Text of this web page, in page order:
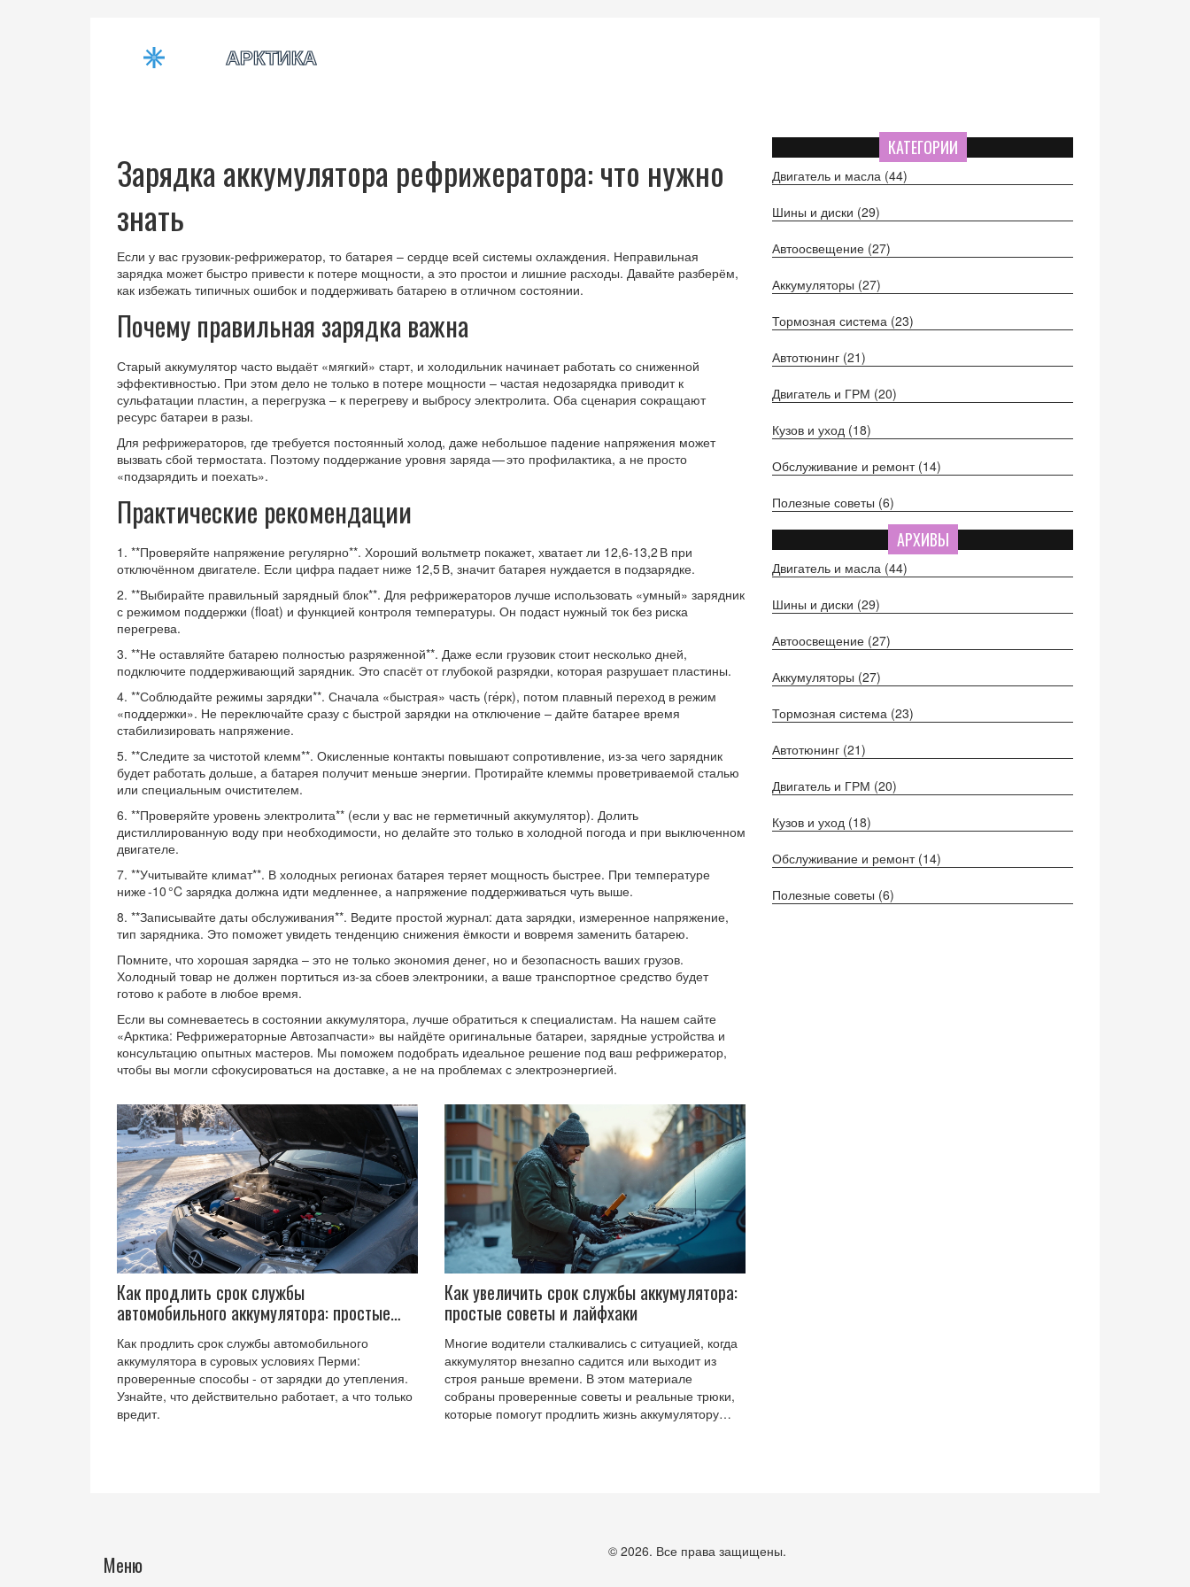
Зарядка аккумулятора рефрижератора: что нужно
знать
Если у вас грузовик‑рефрижератор, то батарея – сердце всей системы охлаждения. Неправильная
зарядка может быстро привести к потере мощности, а это простои и лишние расходы. Давайте разберём,
как избежать типичных ошибок и поддерживать батарею в отличном состоянии.
Почему правильная зарядка важна
Старый аккумулятор часто выдаёт «мягкий» старт, и холодильник начинает работать со сниженной
эффективностью. При этом дело не только в потере мощности – частая недозарядка приводит к
сульфатации пластин, а перегрузка – к перегреву и выбросу электролита. Оба сценария сокращают
ресурс батареи в разы.
Для рефрижераторов, где требуется постоянный холод, даже небольшое падение напряжения может
вызвать сбой термостата. Поэтому поддержание уровня заряда — это профилактика, а не просто
«подзарядить и поехать».
Практические рекомендации
1. **Проверяйте напряжение регулярно**. Хороший вольтметр покажет, хватает ли 12,6‑13,2 В при
отключённом двигателе. Если цифра падает ниже 12,5 В, значит батарея нуждается в подзарядке.
2. **Выбирайте правильный зарядный блок**. Для рефрижераторов лучше использовать «умный» зарядник
с режимом поддержки (float) и функцией контроля температуры. Он подаст нужный ток без риска
перегрева.
3. **Не оставляйте батарею полностью разряженной**. Даже если грузовик стоит несколько дней,
подключите поддерживающий зарядник. Это спасёт от глубокой разрядки, которая разрушает пластины.
4. **Соблюдайте режимы зарядки**. Сначала «быстрая» часть (ге́рк), потом плавный переход в режим
«поддержки». Не переключайте сразу с быстрой зарядки на отключение – дайте батарее время
стабилизировать напряжение.
5. **Следите за чистотой клемм**. Окисленные контакты повышают сопротивление, из‑за чего зарядник
будет работать дольше, а батарея получит меньше энергии. Протирайте клеммы проветриваемой сталью
или специальным очистителем.
6. **Проверяйте уровень электролита** (если у вас не герметичный аккумулятор). Долить
дистиллированную воду при необходимости, но делайте это только в холодной погода и при выключенном
двигателе.
7. **Учитывайте климат**. В холодных регионах батарея теряет мощность быстрее. При температуре
ниже ‑10 °C зарядка должна идти медленнее, а напряжение поддерживаться чуть выше.
8. **Записывайте даты обслуживания**. Ведите простой журнал: дата зарядки, измеренное напряжение,
тип зарядника. Это поможет увидеть тенденцию снижения ёмкости и вовремя заменить батарею.
Помните, что хорошая зарядка – это не только экономия денег, но и безопасность ваших грузов.
Холодный товар не должен портиться из‑за сбоев электроники, а ваше транспортное средство будет
готово к работе в любое время.
Если вы сомневаетесь в состоянии аккумулятора, лучше обратиться к специалистам. На нашем сайте
«Арктика: Рефрижераторные Автозапчасти» вы найдёте оригинальные батареи, зарядные устройства и
консультацию опытных мастеров. Мы поможем подобрать идеальное решение под ваш рефрижератор,
чтобы вы могли сфокусироваться на доставке, а не на проблемах с электроэнергией.
Как продлить срок службы
автомобильного аккумулятора: простые
правила, которые работают
Как продлить срок службы автомобильного
аккумулятора в суровых условиях Перми:
проверенные способы - от зарядки до утепления.
Узнайте, что действительно работает, а что только
вредит.
Как увеличить срок службы аккумулятора:
простые советы и лайфхаки
Многие водители сталкивались с ситуацией, когда
аккумулятор внезапно садится или выходит из
строя раньше времени. В этом материале
собраны проверенные советы и реальные трюки,
которые помогут продлить жизнь аккумулятору
КАТЕГОРИИ
Двигатель и масла (44)
Шины и диски (29)
Автоосвещение (27)
Аккумуляторы (27)
Тормозная система (23)
Автотюнинг (21)
Двигатель и ГРМ (20)
Кузов и уход (18)
Обслуживание и ремонт (14)
Полезные советы (6)
АРХИВЫ
Двигатель и масла (44)
Шины и диски (29)
Автоосвещение (27)
Аккумуляторы (27)
Тормозная система (23)
Автотюнинг (21)
Двигатель и ГРМ (20)
Кузов и уход (18)
Обслуживание и ремонт (14)
Полезные советы (6)
Меню
© 2026. Все права защищены.